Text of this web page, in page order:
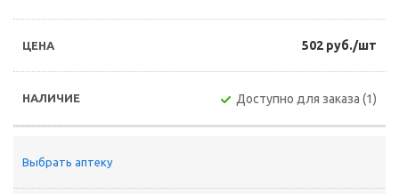
502 руб./шт
Доступно для заказа (1)
Выбрать аптеку